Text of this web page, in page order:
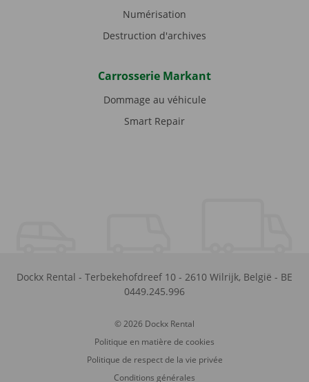
Numérisation
Destruction d'archives
Carrosserie Markant
Dommage au véhicule
Smart Repair
Dockx Rental - Terbekehofdreef 10 - 2610 Wilrijk, België - BE
0449.245.996
© 2026 Dockx Rental
Politique en matière de cookies
Politique de respect de la vie privée
Conditions générales